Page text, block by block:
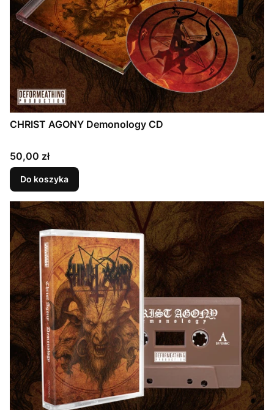
CHRIST AGONY Demonology CD
Cena
50,00 zł
Do koszyka